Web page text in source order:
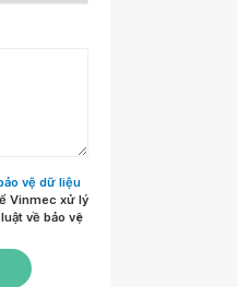
vệ dữ liệu
Vinmec xử lý
về bảo vệ